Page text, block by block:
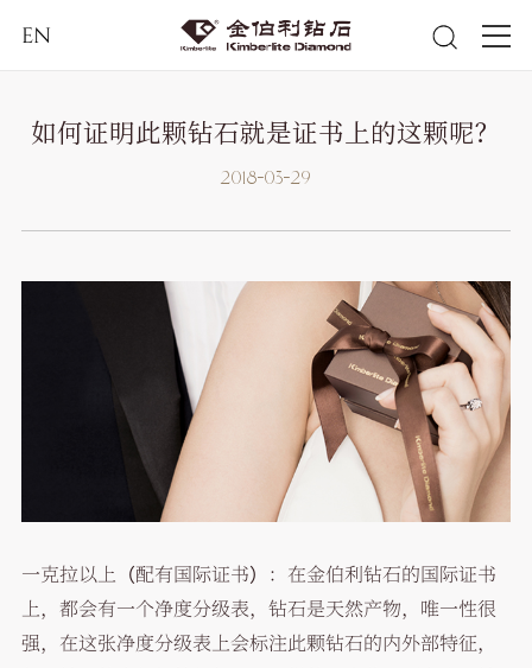
EN
如何证明此颗钻石就是证书上的这颗呢？
2018-03-29
一克拉以上（配有国际证书）：在金伯利钻石的国际证书
上，都会有一个净度分级表，钻石是天然产物，唯一性很
强，在这张净度分级表上会标注此颗钻石的内外部特征，